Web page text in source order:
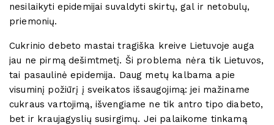
nesilaikyti epidemijai suvaldyti skirtų, gal ir netobulų,
priemonių.
Cukrinio debeto mastai tragiška kreive Lietuvoje auga
jau ne pirmą dešimtmetį. Ši problema nėra tik Lietuvos,
tai pasaulinė epidemija. Daug metų kalbama apie
visuminį požiūrį į sveikatos išsaugojimą: jei mažiname
cukraus vartojimą, išvengiame ne tik antro tipo diabeto,
bet ir kraujagyslių susirgimų. Jei palaikome tinkamą